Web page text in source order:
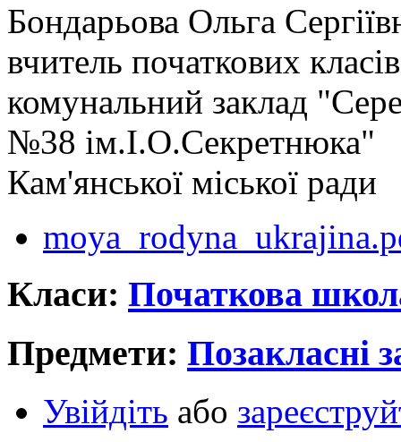
Бондарьова Ольга
вчитель початкових класів
комунальний заклад
№38 ім.І.О.Секретнюка"
Кам'янської міської ради
Класи: Початкова
Предмети: Позакласні
Увійдіть або